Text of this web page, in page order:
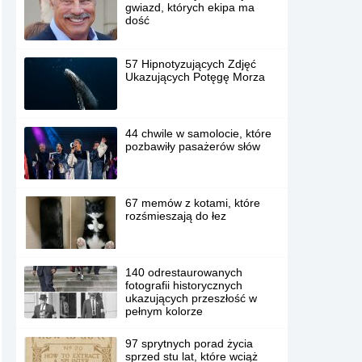
gwiazd, których ekipa ma
dość
57 Hipnotyzujących Zdjęć
Ukazujących Potęgę Morza
44 chwile w samolocie, które
pozbawiły pasażerów słów
67 memów z kotami, które
rozśmieszają do łez
140 odrestaurowanych
fotografii historycznych
ukazujących przeszłość w
pełnym kolorze
97 sprytnych porad życia
sprzed stu lat, które wciąż